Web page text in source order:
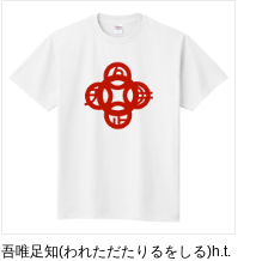
吾唯足知(われただたりるをしる)h.t.